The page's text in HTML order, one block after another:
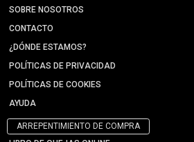
SOBRE NOSOTROS
CONTACTO
¿DÓNDE ESTAMOS?
POLÍTICAS DE PRIVACIDAD
POLÍTICAS DE COOKIES
AYUDA
ARREPENTIMIENTO DE COMPRA